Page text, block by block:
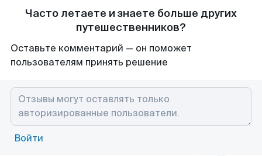
Часто летаете и знаете больше других
путешественников?
Оставьте комментарий — он поможет
пользователям принять решение
Войти